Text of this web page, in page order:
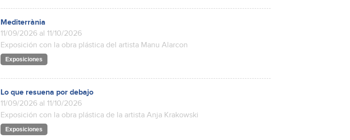
Mediterrània
11/09/2026 al 11/10/2026
Exposición con la obra plástica del artista Manu Alarcon
Exposiciones
Lo que resuena por debajo
11/09/2026 al 11/10/2026
Exposición con la obra plástica de la artista Anja Krakowski
Exposiciones